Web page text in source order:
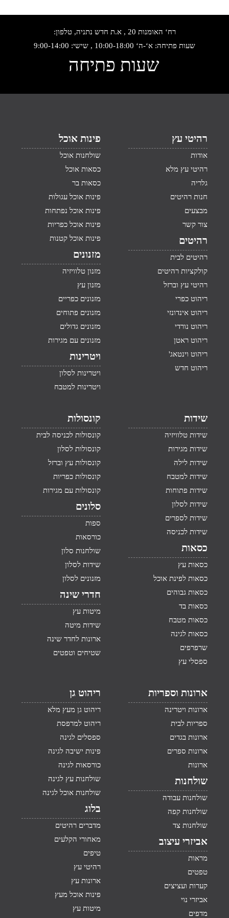
רח‘ האומנות 20 , א.ת חדש נתניה, טלפון:
שעות פתיחה: א‘-ה‘ 10:00-18:00 , שישי: 9:00-14:00
שעות פתיחה
רהיטי עץ
אודות
רהיטי עץ מלא
גלריה
חנות רהיטים
מבצעים
צור קשר
רהיטים
רהיטים לבית
קולקציות רהיטים
רהיטי עץ וברזל
ריהוט כפרי
ריהוט אינדונזי
ריהוט נורדי
ריהוט ראטן
ריהוט וינטאג'
ריהוט חדש
פינות אוכל
שולחנות אוכל
כסאות אוכל
כסאות בר
פינות אוכל עגולות
פינות אוכל נפתחות
פינות אוכל כפריות
פינות אוכל קטנות
מזנונים
מזנון טלוויזיה
מזנון עץ
מזנונים כפריים
מזנונים פתוחים
מזנונים גדולים
מזנונים עם מגירות
ויטרינות
ויטרינות לסלון
ויטרינות למטבח
שידות
שידות טלוויזיה
שידות מגירות
שידות לילה
שידות למטבח
שידות פתוחות
שידות לסלון
שידות לספרים
שידות לכניסה
כסאות
כסאות עץ
כסאות לפינת אוכל
כסאות גבוהים
כסאות בד
כסאות מטבח
כסאות לגינה
שרפרפים
ספסלי עץ
קונסולות
קונסולות לכניסה לבית
קונסולות לסלון
קונסולות עץ וברזל
קונסולות כפריות
קונסולות עם מגירות
סלונים
ספות
כורסאות
שולחנות סלון
שידות לסלון
מזנונים לסלון
חדרי שינה
מיטות עץ
שידות מיטה
ארונות לחדר שינה
שטיחים וטפטים
ארונות וספריות
ארונות ויטרינה
ספריות לבית
ארונות בגדים
ארונות ספרים
ארונות
שולחנות
שולחנות עבודה
שולחנות קפה
שולחנות צד
אביזרי עיצוב
מראות
טפטים
קערות ועציצים
אביזרי נוי
מדפים
ריהוט גן
ריהוט גן מעץ מלא
ריהוט למרפסת
ספסלים לגינה
פינות ישיבה לגינה
כורסאות לגינה
שולחנות עץ לגינה
שולחנות אוכל לגינה
בלוג
מדברים רהיטים
מאחורי הקלעים
טיפים
רהיטי עץ
ארונות עץ
פינות אוכל מעץ
מיטות עץ